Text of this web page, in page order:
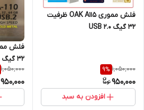
فلش مموری OAK A115 ظرفیت
32 گیگ USB 2.0
1,050,000
9%
950,000
افزودن به سبد
32 گیگ USB 2.0
1,050,000
950,000